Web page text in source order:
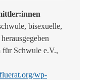
bisexuelle,
für Schwule e.V.,
wp-